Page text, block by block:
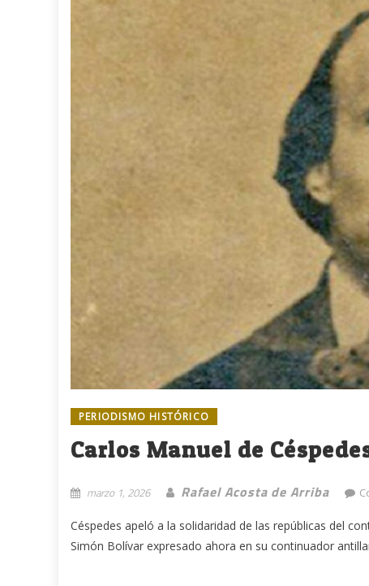
PERIODISMO HISTÓRICO
Carlos Manuel de
marzo 1, 2026 Rafael Acosta de Arriba
Céspedes apeló a la solidaridad de las repúblicas del
Simón Bolívar expresado ahora en su continuador